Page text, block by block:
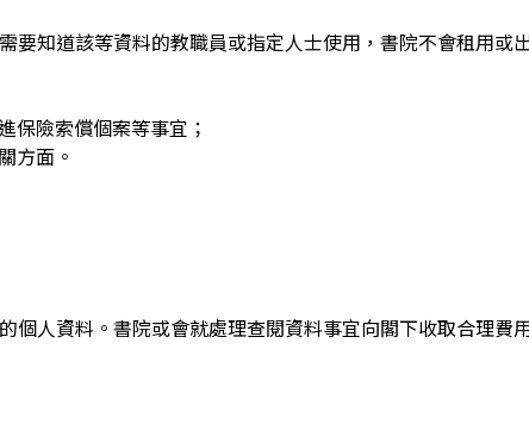
要知道該等資料的教職員或指定人士使用，書院不會租用或
保險索償個案等事宜；
方面。
個人資料。書院或會就處理查閱資料事宜向閣下收取合理費